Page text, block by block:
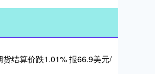
结算价跌1.01% 报66.9美元/